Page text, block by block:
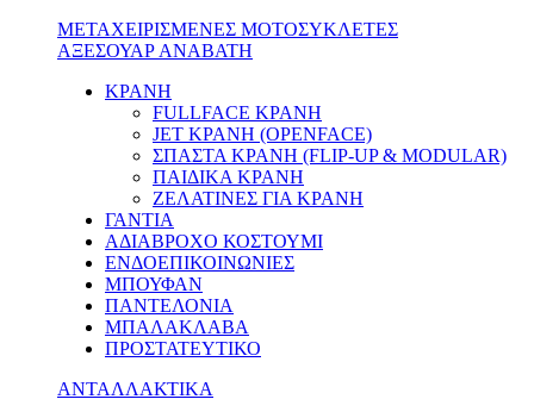
ΜΕΤΑΧΕΙΡΙΣΜΕΝΕΣ ΜΟΤΟΣΥΚΛΕΤΕΣ
ΑΞΕΣΟΥΑΡ ΑΝΑΒΑΤΗ
ΚΡΑΝΗ
FULLFACE ΚΡΑΝΗ
JET ΚΡΑΝΗ (OPENFACE)
ΣΠΑΣΤΑ ΚΡΑΝΗ (FLIP-UP & MODULAR)
ΠΑΙΔΙΚΑ ΚΡΑΝΗ
ΖΕΛΑΤΙΝΕΣ ΓΙΑ ΚΡΑΝΗ
ΓΑΝΤΙΑ
ΑΔΙΑΒΡΟΧΟ ΚΟΣΤΟΥΜΙ
ΕΝΔΟΕΠΙΚΟΙΝΩΝΙΕΣ
ΜΠΟΥΦΑΝ
ΠΑΝΤΕΛΟΝΙΑ
ΜΠΑΛΑΚΛΑΒΑ
ΠΡΟΣΤΑΤΕΥΤΙΚΟ
ΑΝΤΑΛΛΑΚΤΙΚΑ